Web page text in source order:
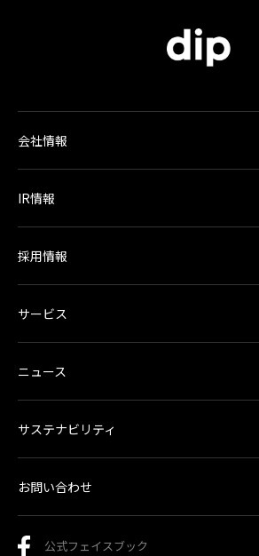
会社情報
IR情報
採用情報
サービス
ニュース
サステナビリティ
お問い合わせ
公式フェイスブック